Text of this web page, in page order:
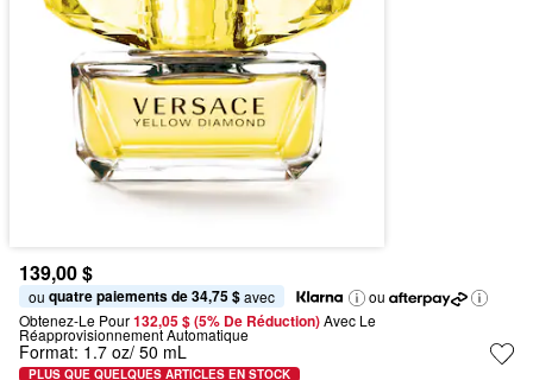
139,00 $
ou quatre paiements de 34,75 $ avec
ou
Obtenez-Le Pour132,05 $ (5% De Réduction) Avec Le
Réapprovisionnement Automatique
Format: 1.7 oz/ 50 mL
PLUS QUE QUELQUES ARTICLES EN STOCK